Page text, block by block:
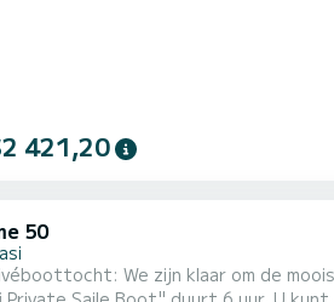
421,20
50
We zijn klaar om de